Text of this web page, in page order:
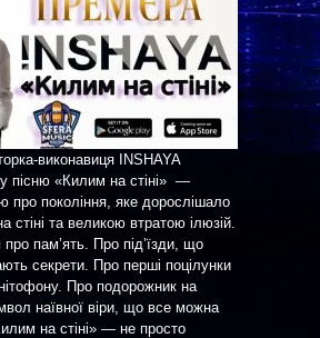
виконавиця INSHAYA
пісню «Килим на стіні» —
про покоління, яке дорослішало
стіні та великою втратою ілюзій.
про пам’ять. Про під’їзди, що
секрети. Про перші поцілунки
Про подорожник на
наївної віри, що все можна
на стіні» — не просто